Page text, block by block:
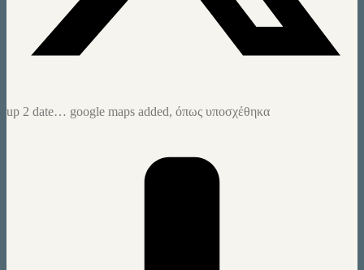
up 2 date… google maps added, όπως υποσχέθηκα